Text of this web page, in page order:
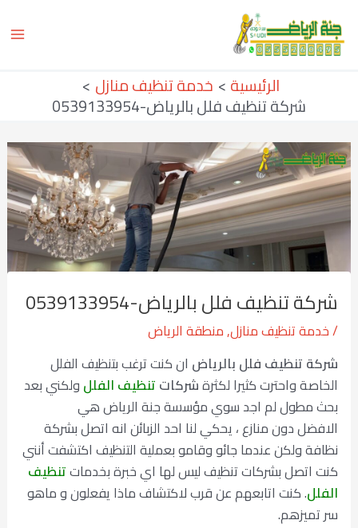
إلى
المحتوى
الرئيسية خدمة تنظيف منازل
شركة تنظيف فلل بالرياض-0539133954
شركة تنظيف فلل بالرياض-0539133954
/خدمة تنظيف منازل,منطقة الرياض
شركة تنظيف فلل بالرياض ان كنت ترغب بتنظيف الفلل
الخاصة واحترت كثيرا لكثرةشركات تنظيف الفلل ولكني بعد
بحث مطول لم اجد سوي مؤسسة جنة الرياض هي
الافضل دون منازع ، يحكي لنا احد الزبائن انه اتصل بشركة
نظافة ولكن عندما جائو وقامو بعملية التنظيف اكتشفت أنني
كنت اتصل بشركات تنظيف ليس لها اي خبرة بخدماتتنظيف
الفلل.كنت اتابعهم عن قرب لاكتشاف ماذا يفعلون و ماهو
سر تميزهم.
navigation